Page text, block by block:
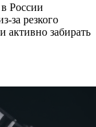
России
за резкого
активно забирать